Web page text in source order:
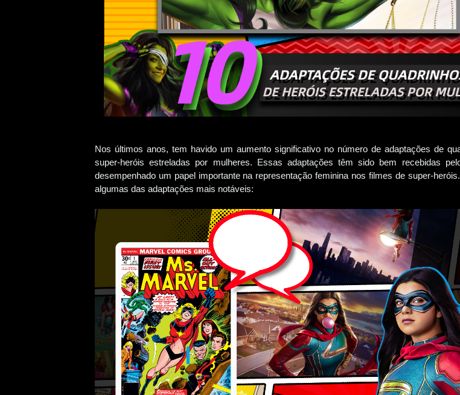
Nos últimos anos, tem havido um aumento significativo no número de adaptações de
super-heróis estreladas por mulheres. Essas adaptações têm sido bem recebidas
desempenhado um papel importante na representação feminina nos filmes de super-
algumas das adaptações mais notáveis: